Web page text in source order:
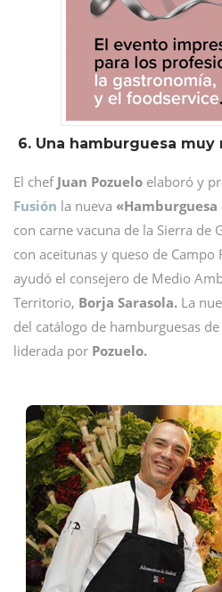
6. Una hamburguesa muy
El chef Juan Pozuelo elaboró y
Fusión la nueva
con carne vacuna de la Sierra de
con aceitunas y queso de Campo
ayudó el consejero de Medio
Territorio, Borja Sarasola. La
del catálogo de hamburguesas
liderada por Pozuelo.